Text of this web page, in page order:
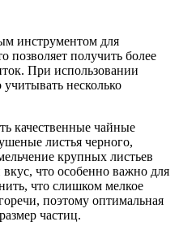
инструментом для
позволяет получить более
При использовании
несколько
качественные чайные
листья черного,
крупных листьев
что особенно важно для
что слишком мелкое
поэтому оптимальная
частиц.